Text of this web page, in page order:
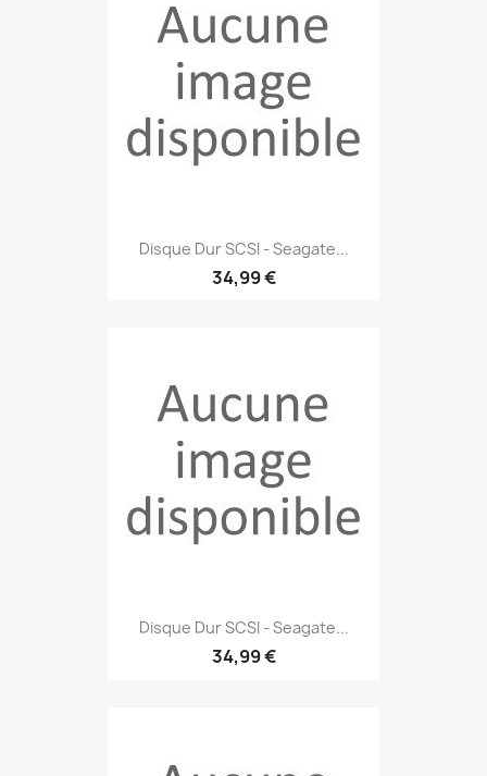
Disque Dur SCSI - Seagate...
34,99 €
Disque Dur SCSI - Seagate...
34,99 €